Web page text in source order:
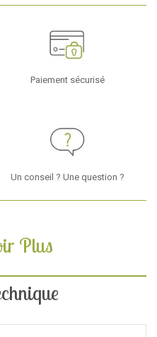
Paiement sécurisé
Un conseil ? Une question ?
Plus